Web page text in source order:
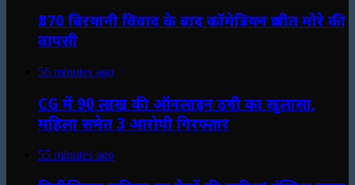
₹370 बिरयानी विवाद के बाद कॉमेडियन प्रणीत मोरे की
वापसी
56 minutes ago
CG में 90 लाख की ऑनलाइन ठगी का खुलासा,
महिला समेत 3 आरोपी गिरफ्तार
55 minutes ago